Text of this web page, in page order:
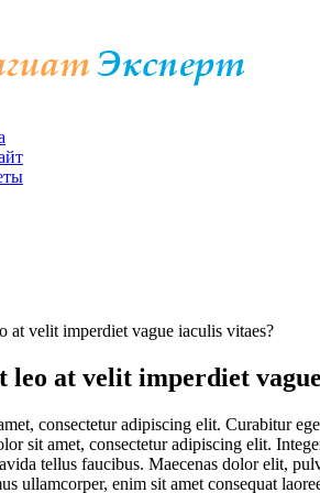
at velit imperdiet vague iaculis vitaes?
leo at velit imperdiet
consectetur adipiscing elit. Curabitur
sit amet, consectetur adipiscing elit.
tellus faucibus. Maecenas dolor elit,
ullamcorper, enim sit amet consequat